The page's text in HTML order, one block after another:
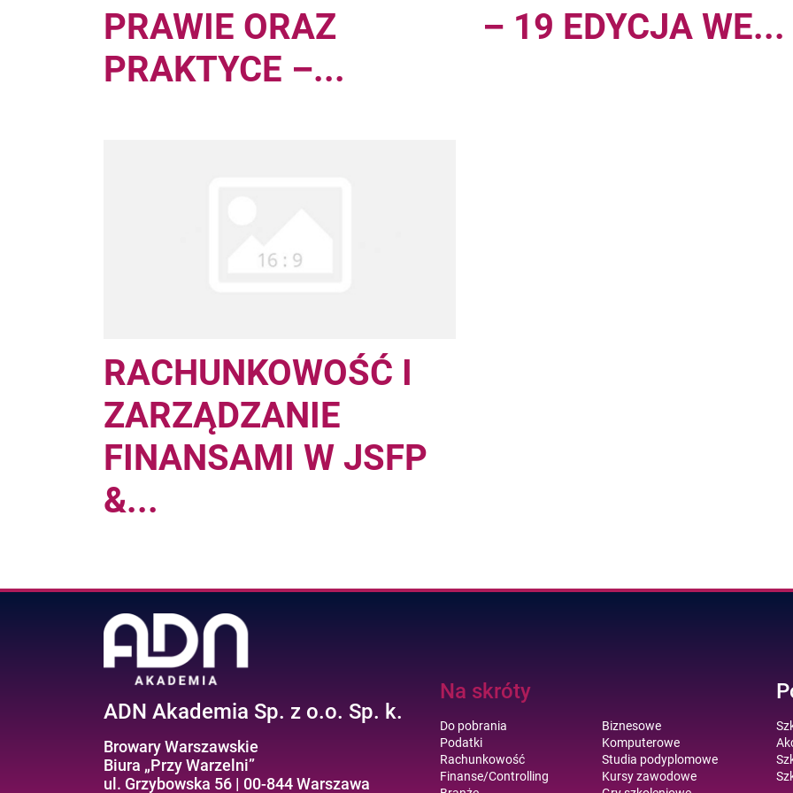
PRAWIE ORAZ
PRAKTYCE –...
– 19 EDYCJA WE...
RACHUNKOWOŚĆ I
ZARZĄDZANIE
FINANSAMI W JSFP
&...
Pages
ADN Akademia Sp. z o.o. Sp. k.
Browary Warszawskie
Biura „Przy Warzelni”
ul. Grzybowska 56 | 00-844 Warszawa
Na skróty
Do pobrania
Podatki
Rachunkowość
Finanse/Controlling
Biznesowe
Komputerowe
Studia podyplomowe
Kursy zawodowe